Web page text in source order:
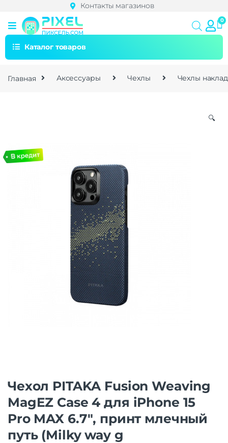
Контакты магазинов
Каталог товаров
Главная Аксессуары Чехлы Чехлы
🔍
Чехол PITAKA Fusion Weaving
MagEZ Case 4 для iPhone 15
Pro MAX 6.7″, принт млечный
путь (Milky way g